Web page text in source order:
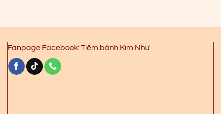
Fanpage Facebook: Tiệm bánh Kim Như